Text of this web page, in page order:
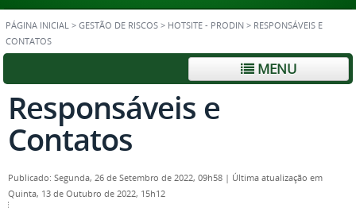
PÁGINA INICIAL > GESTÃO DE RISCOS > HOTSITE - PRODIN > RESPONSÁVEIS E
CONTATOS
MENU
Responsáveis e
Contatos
Publicado: Segunda, 26 de Setembro de 2022, 09h58 | Última atualização em
Quinta, 13 de Outubro de 2022, 15h12